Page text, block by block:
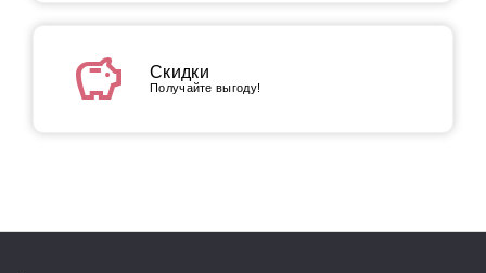
savings Скидки
Получайте выгоду!